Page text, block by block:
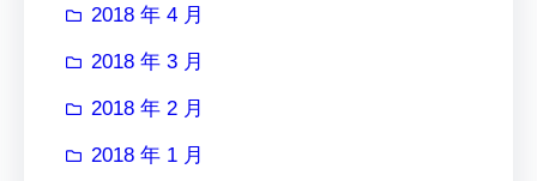
2018 年 4 月
2018 年 3 月
2018 年 2 月
2018 年 1 月